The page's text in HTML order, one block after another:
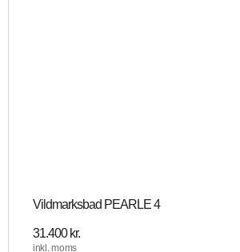
Vildmarksbad PEARLE 4
31.400 kr.
inkl. moms